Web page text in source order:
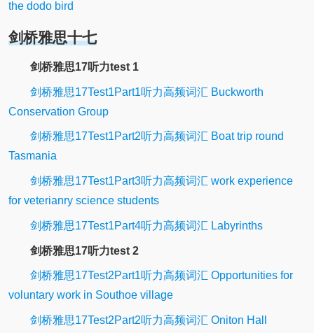
the dodo bird
剑桥雅思十七
剑桥雅思17听力test 1
剑桥雅思17Test1Part1听力高频词汇 Buckworth
Conservation Group
剑桥雅思17Test1Part2听力高频词汇 Boat trip round
Tasmania
剑桥雅思17Test1Part3听力高频词汇 work experience
for veterianry science students
剑桥雅思17Test1Part4听力高频词汇 Labyrinths
剑桥雅思17听力test 2
剑桥雅思17Test2Part1听力高频词汇 Opportunities for
voluntary work in Southoe village
剑桥雅思17Test2Part2听力高频词汇 Oniton Hall